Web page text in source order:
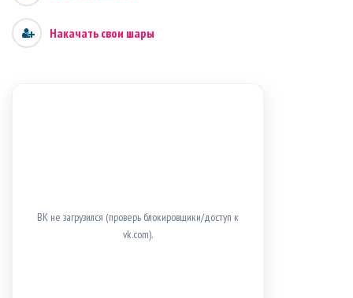
Накачать свои шары
ВК не загрузился (проверь блокировщики/доступ к
vk.com).